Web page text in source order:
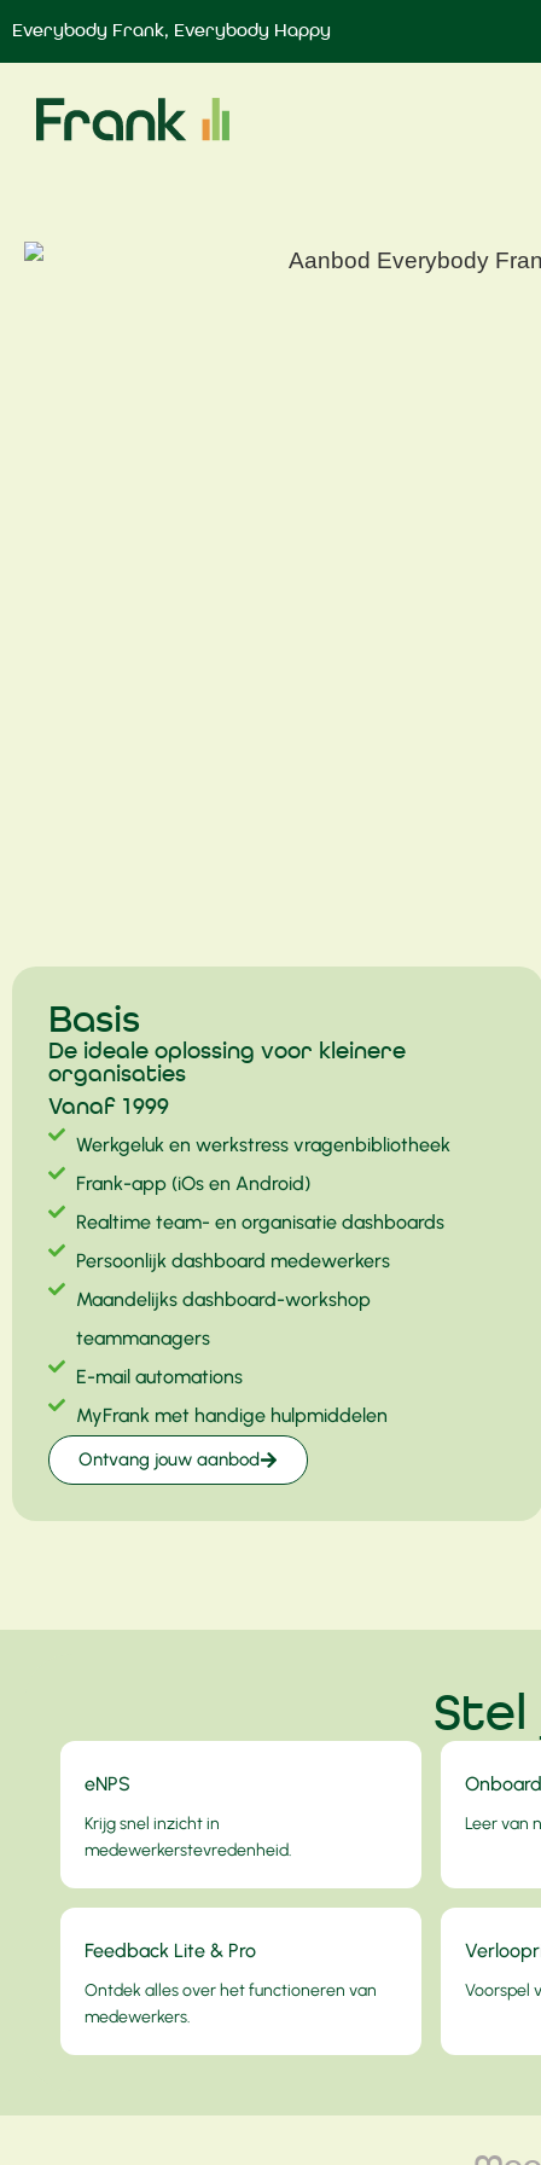
Everybody Frank, Everybody Happy
Basis
De ideale oplossing voor kleinere
organisaties
Vanaf 1999
Werkgeluk en werkstress vragenbibliotheek
Frank-app (iOs en Android)
Realtime team- en organisatie dashboards
Persoonlijk dashboard medewerkers
Maandelijks dashboard-workshop
teammanagers
E-mail automations
MyFrank met handige hulpmiddelen
Ontvang jouw aanbod
Stel
eNPS
Krijg snel inzicht in
medewerkerstevredenheid.
Leer van
Feedback Lite & Pro
Ontdek alles over het functioneren van
medewerkers.
Voorspel